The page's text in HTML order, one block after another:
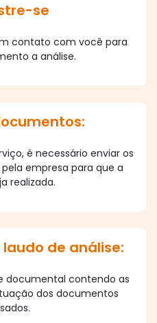
se
contato com você para
a análise.
é necessário enviar os
empresa para que a
realizada.
de análise:
documental contendo as
dos documentos